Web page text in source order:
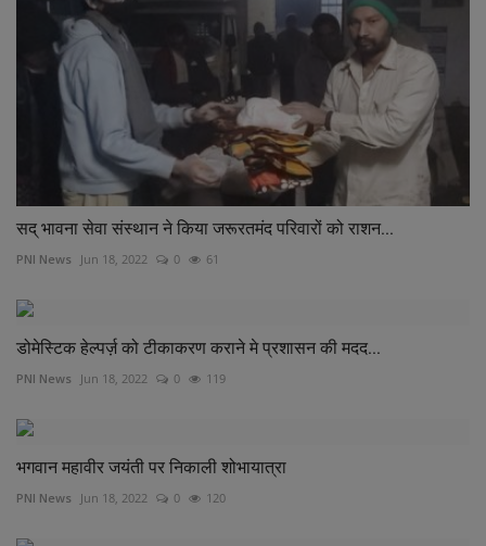
सद् भावना सेवा संस्थान ने किया जरूरतमंद परिवारों को राशन...
PNI News Jun 18, 2022 0 61
डोमेस्टिक हेल्पर्ज़ को टीकाकरण कराने मे प्रशासन की मदद...
PNI News Jun 18, 2022 0 119
भगवान महावीर जयंती पर निकाली शोभायात्रा
PNI News Jun 18, 2022 0 120